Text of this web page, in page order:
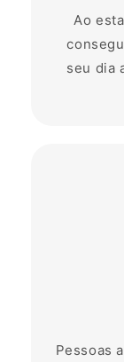
Ao
seu dia
Pessoas